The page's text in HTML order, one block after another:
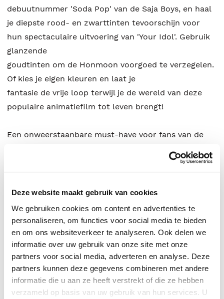
Deze website maakt gebruik van cookies
We gebruiken cookies om content en advertenties te
personaliseren, om functies voor social media te bieden
en om ons websiteverkeer te analyseren. Ook delen we
informatie over uw gebruik van onze site met onze
partners voor social media, adverteren en analyse. Deze
partners kunnen deze gegevens combineren met andere
informatie die u aan ze heeft verstrekt of die ze hebben
verzameld op basis van uw gebruik van hun services. U
debuutnummer 'Soda Pop' van de Saja Boys, en haal
je diepste rood- en zwarttinten tevoorschijn voor
hun spectaculaire uitvoering van 'Your Idol'. Gebruik
glanzende
goudtinten om de Honmoon voorgoed te verzegelen.
Of kies je eigen kleuren en laat je
fantasie de vrije loop terwijl je de wereld van deze
populaire animatiefilm tot leven brengt!
Een onweerstaanbare must-have voor fans van de
Witte Leeuw